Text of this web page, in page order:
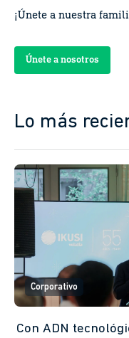
¡Únete a nuestra
Únete a nosotros
Lo más
Corporativo
Con ADN